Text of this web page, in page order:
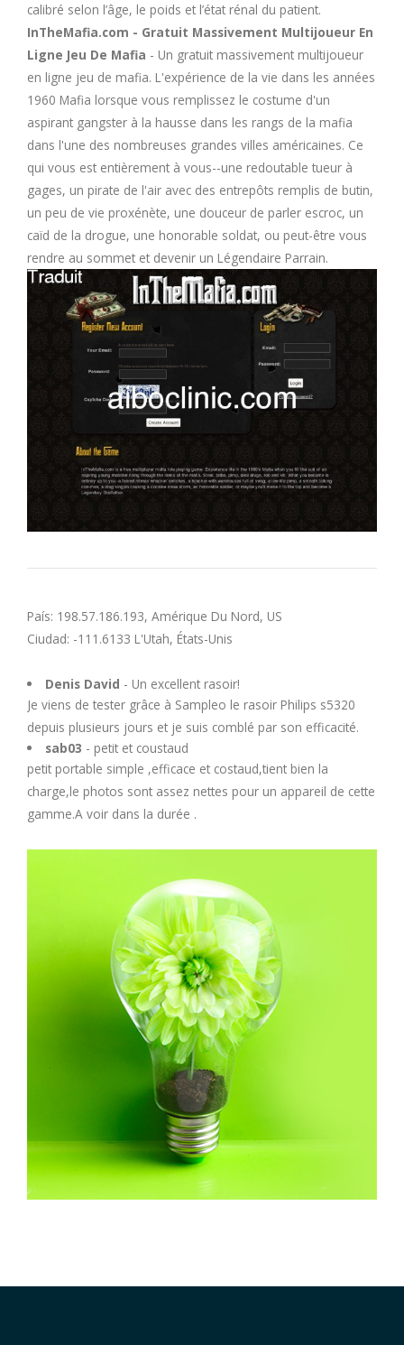
J
K
M
N
O
P
R
W
X
Z
calibré selon l’âge, le poids et l’état rénal du patient.
InTheMafia.com - Gratuit Massivement Multijoueur En
Ligne Jeu De Mafia - Un gratuit massivement multijoueur
en ligne jeu de mafia. L'expérience de la vie dans les années
1960 Mafia lorsque vous remplissez le costume d'un
aspirant gangster à la hausse dans les rangs de la mafia
dans l'une des nombreuses grandes villes américaines. Ce
qui vous est entièrement à vous--une redoutable tueur à
gages, un pirate de l'air avec des entrepôts remplis de butin,
un peu de vie proxénète, une douceur de parler escroc, un
caïd de la drogue, une honorable soldat, ou peut-être vous
rendre au sommet et devenir un Légendaire Parrain.
País: 198.57.186.193, Amérique Du Nord, US
Ciudad: -111.6133 L'Utah, États-Unis
Denis David - Un excellent rasoir!
Je viens de tester grâce à Sampleo le rasoir Philips s5320
depuis plusieurs jours et je suis comblé par son efficacité.
sab03 - petit et coustaud
petit portable simple ,efficace et costaud,tient bien la
charge,le photos sont assez nettes pour un appareil de cette
gamme.A voir dans la durée .